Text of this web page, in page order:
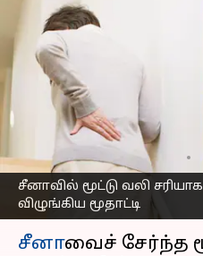
சீனாவில் மூட்டு வலி
விழுங்கிய மூதாட்டி
தவளையை
சரியாகி
தவளைகளை
பாட்டிக்கு
எழுதியவர் Sekar Chinnappan
செய்தி முன்னோட்டம்
சீனாவைச் சேர்ந்த